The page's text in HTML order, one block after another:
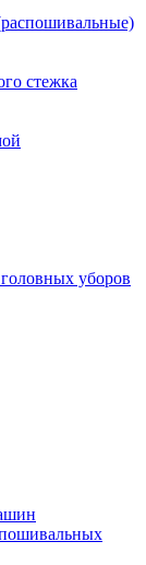
стежка
уборов